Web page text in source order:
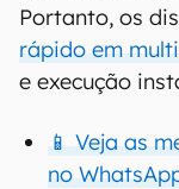
Portanto, os
rápido em
e execução
📱 Veja as
no